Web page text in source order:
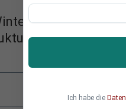
Engpässe bei
verschärfen
Ich habe die